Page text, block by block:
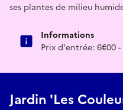
ses plantes de milieu
Informations
Prix d'entrée: 6€00
Jardin 'Les